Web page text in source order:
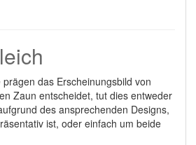
das Erscheinungsbild von
Zaun entscheidet, tut dies entweder
des ansprechenden Designs,
ist, oder einfach um beide